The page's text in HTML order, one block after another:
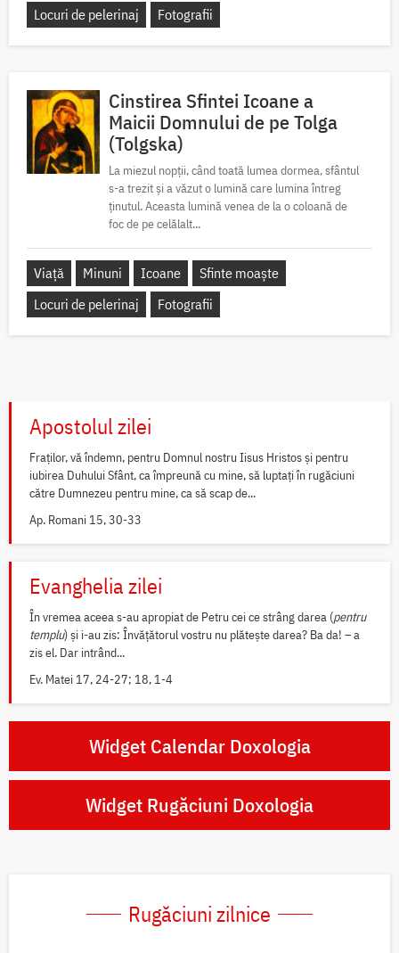
Locuri de pelerinaj
Fotografii
Cinstirea Sfintei Icoane a
Maicii Domnului de pe Tolga
(Tolgska)
La miezul nopții, când toată lumea dormea, sfântul
s-a trezit și a văzut o lumină care lumina întreg
ținutul. Aceasta lumină venea de la o coloană de
foc de pe celălalt...
Viață Minuni Icoane
Sfinte moaște
Locuri de pelerinaj
Fotografii
Apostolul zilei
Fraților, vă îndemn, pentru Domnul nostru Iisus Hristos și pentru
iubirea Duhului Sfânt, ca împreună cu mine, să luptați în rugăciuni
către Dumnezeu pentru mine, ca să scap de...
Ap. Romani 15, 30-33
Evanghelia zilei
În vremea aceea s-au apropiat de Petru cei ce strâng darea (pentru
templu) și i-au zis: Învățătorul vostru nu plătește darea? Ba da! – a
zis el. Dar intrând...
Ev. Matei 17, 24-27; 18, 1-4
Widget Calendar Doxologia
Widget Rugăciuni Doxologia
Rugăciuni zilnice